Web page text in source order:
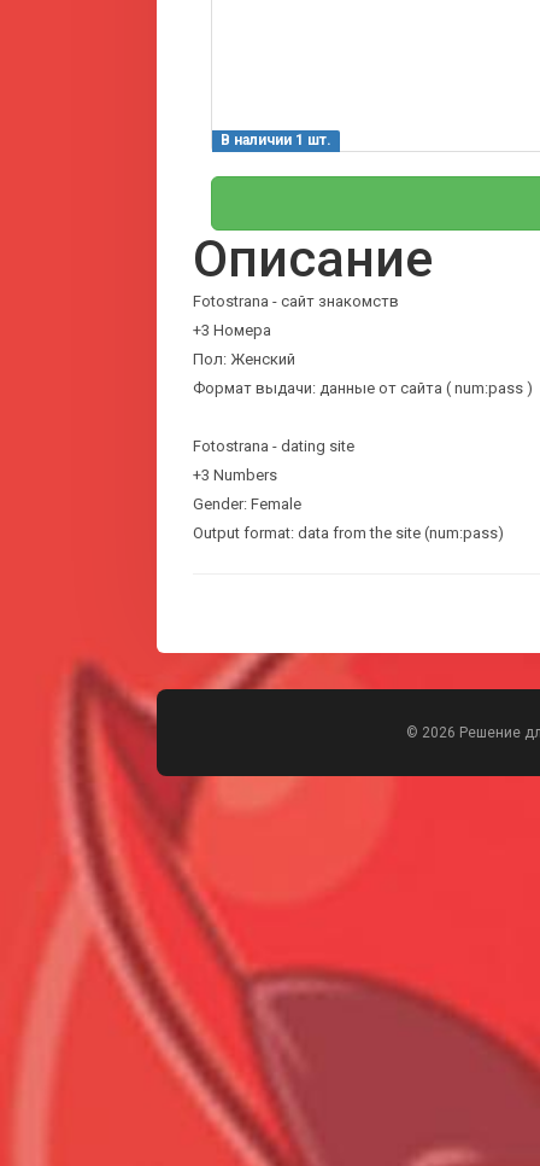
В наличии 1 шт.
Описание
Fotostrana - сайт знакомств
+3 Номера
Пол: Женский
Формат выдачи: данные от сайта ( num:pass )
Fotostrana - dating site
+3 Numbers
Gender: Female
Output format: data from the site (num:pass)
© 2026 Решение